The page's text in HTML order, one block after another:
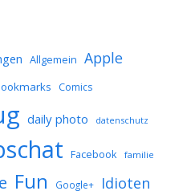
Allgemein Apple
Comics
daily photo datenschutz
Facebook familie
Fun Google+ Idioten